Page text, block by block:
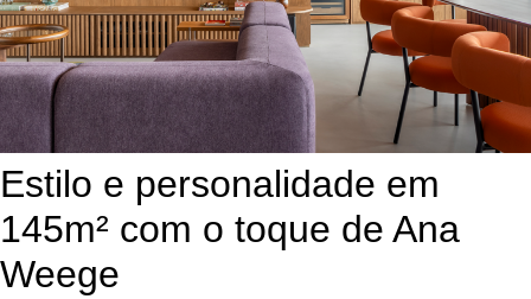
Estilo e personalidade em
145m² com o toque de Ana
Weege